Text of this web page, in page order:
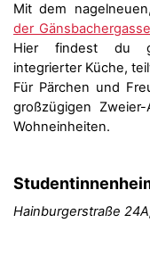
Mit dem
der Gänsbachergasse
Hier findest du
integrierter Küche,
Für Pärchen und
großzügigen
Wohneinheiten.
Hainburgerstraße